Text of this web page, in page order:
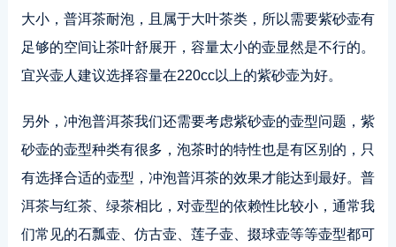
大小，普洱茶耐泡，且属于大叶茶类，所以需要紫砂壶有
足够的空间让茶叶舒展开，容量太小的壶显然是不行的。
宜兴壶人建议选择容量在220cc以上的紫砂壶为好。
另外，冲泡普洱茶我们还需要考虑紫砂壶的壶型问题，紫
砂壶的壶型种类有很多，泡茶时的特性也是有区别的，只
有选择合适的壶型，冲泡普洱茶的效果才能达到最好。普
洱茶与红茶、绿茶相比，对壶型的依赖性比较小，通常我
们常见的石瓢壶、仿古壶、莲子壶、掇球壶等等壶型都可